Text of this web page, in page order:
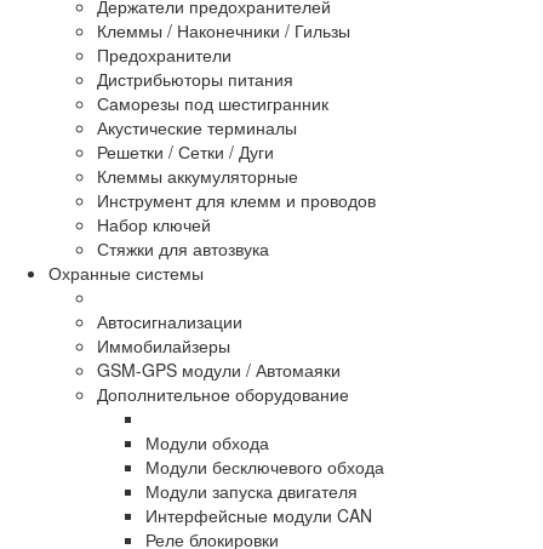
Держатели предохранителей
Клеммы / Наконечники / Гильзы
Предохранители
Дистрибьюторы питания
Саморезы под шестигранник
Акустические терминалы
Решетки / Сетки / Дуги
Клеммы аккумуляторные
Инструмент для клемм и проводов
Набор ключей
Стяжки для автозвука
Охранные системы
Автосигнализации
Иммобилайзеры
GSM-GPS модули / Автомаяки
Дополнительное оборудование
Модули обхода
Модули бесключевого обхода
Модули запуска двигателя
Интерфейсные модули CAN
Реле блокировки